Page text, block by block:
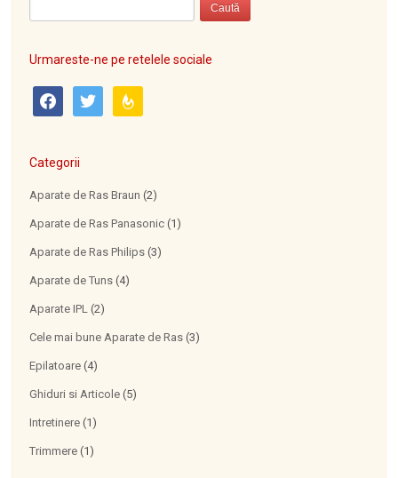
Urmareste-ne pe retelele sociale
facebooktwitter feedburner
Categorii
Aparate de Ras Braun (2)
Aparate de Ras Panasonic (1)
Aparate de Ras Philips (3)
Aparate de Tuns (4)
Aparate IPL (2)
Cele mai bune Aparate de Ras (3)
Epilatoare (4)
Ghiduri si Articole (5)
Intretinere (1)
Trimmere (1)